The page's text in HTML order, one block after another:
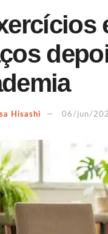
Hisashi 06/jun/